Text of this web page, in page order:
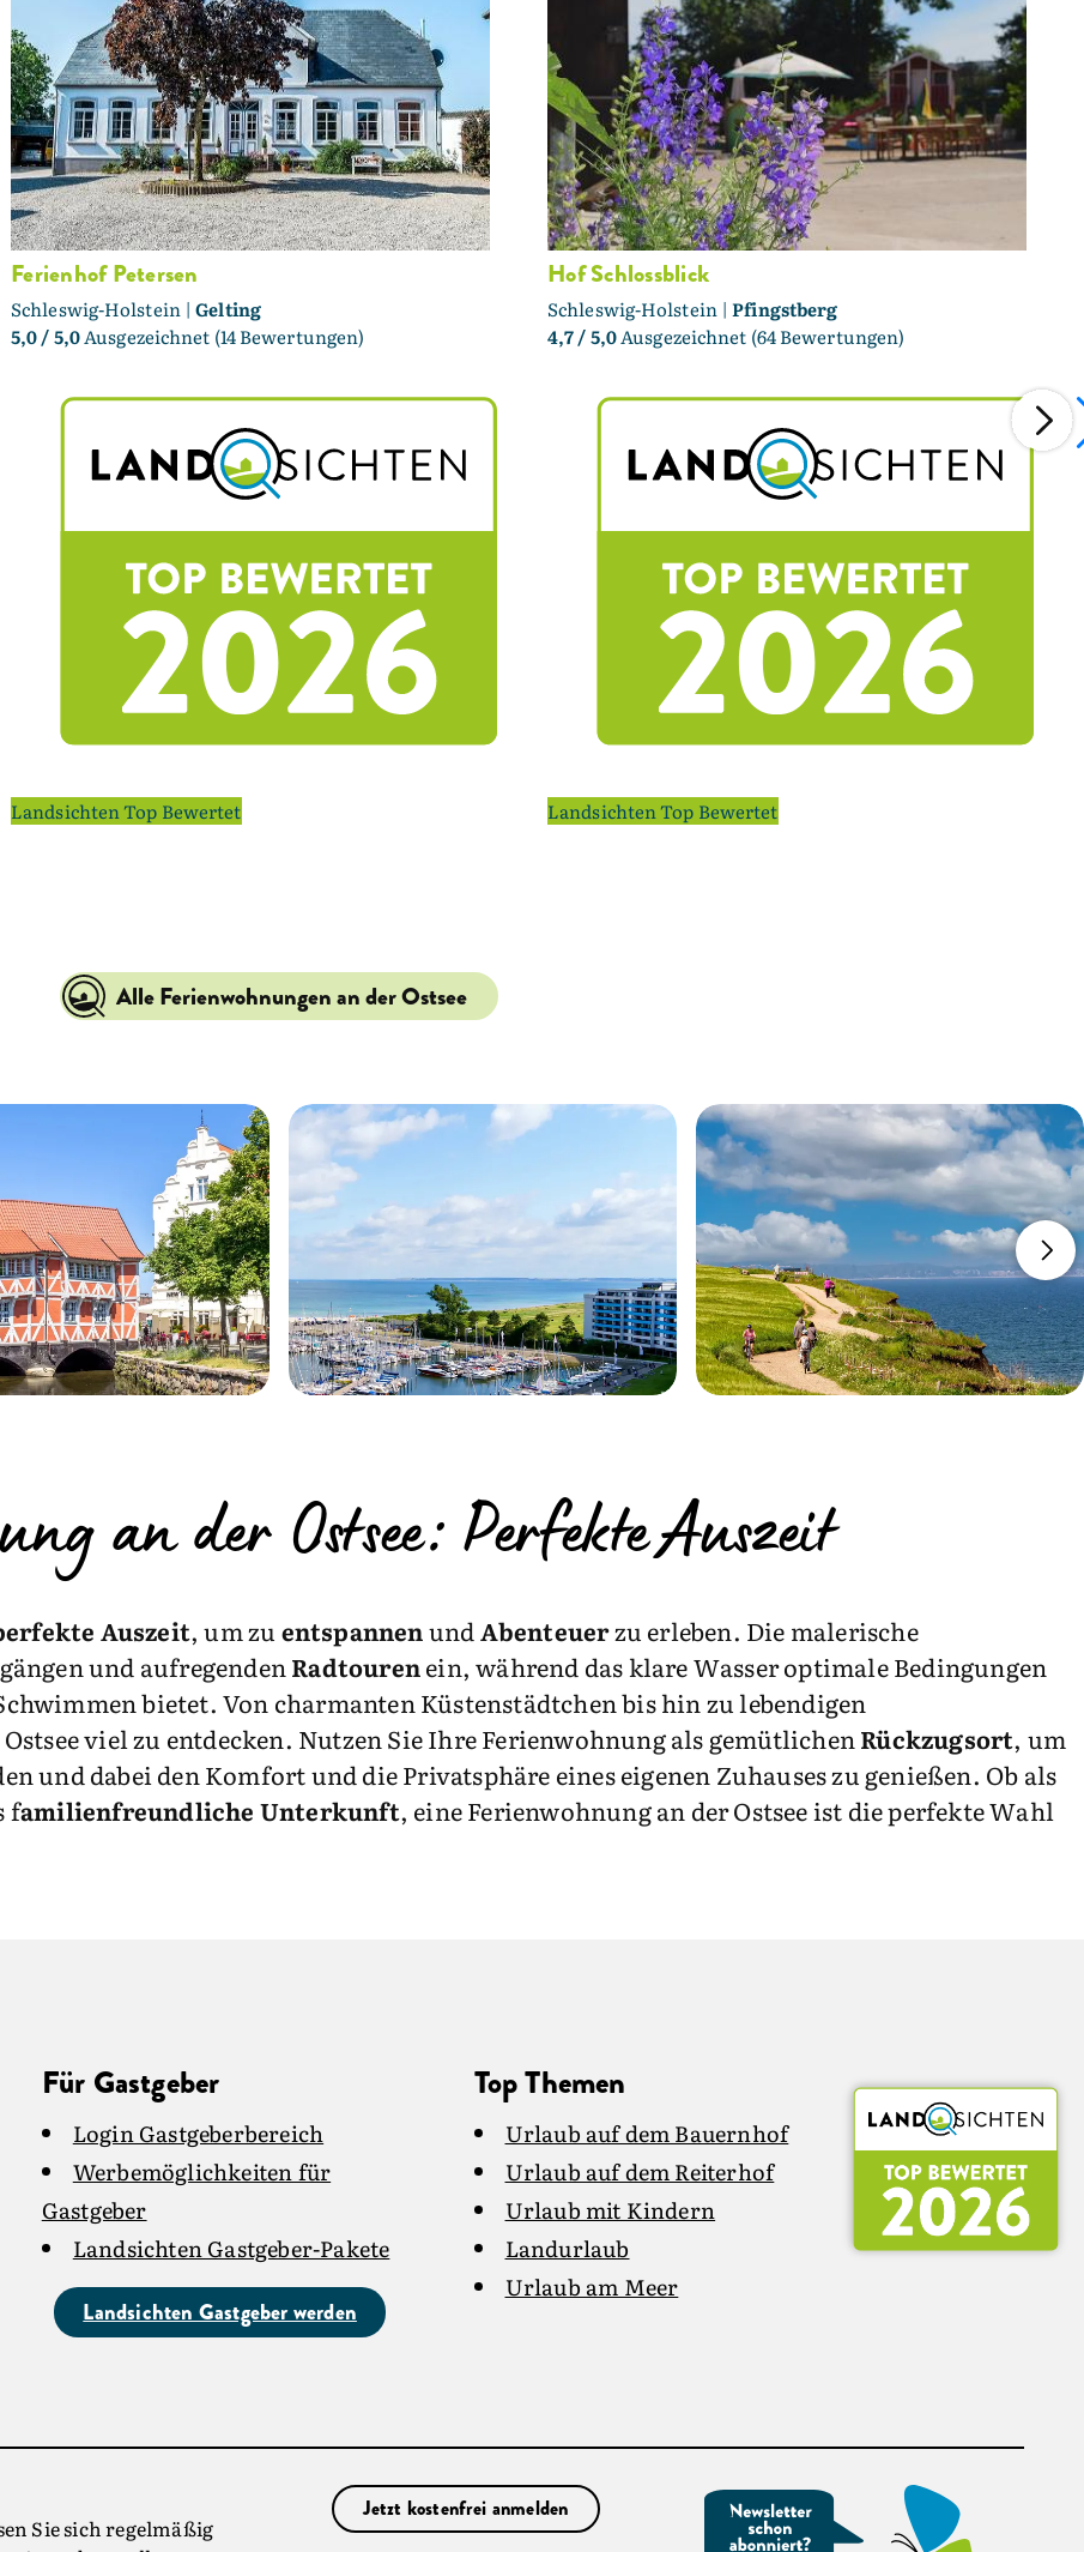
Ferienhof Petersen
Schleswig-Holstein |Gelting
5,0/ 5,0Ausgezeichnet (14 Bewertungen)
Landsichten Top Bewertet
Hof Schlossblick
Schleswig-Holstein |Pfingstberg
4,7/ 5,0Ausgezeichnet (64 Bewertungen)
Landsichten Top Bewertet
Alle Ferienwohnungen an der Ostsee
an der Ostsee: Perfekte Auszeit
Auszeit, um zu entspannenund Abenteuerzu erleben. Die malerische
und aufregenden Radtourenein, während das klare Wasser optimale Bedingungen
bietet. Von charmanten Küstenstädtchen bis hin zu lebendigen
Ostsee viel zu entdecken. Nutzen Sie Ihre Ferienwohnung als gemütlichen Rückzugsort, um
und dabei den Komfort und die Privatsphäre eines eigenen Zuhauses zu genießen. Ob als
familienfreundliche Unterkunft, eine Ferienwohnung an der Ostsee ist die perfekte Wahl
Für Gastgeber
Login Gastgeberbereich
Werbemöglichkeiten für
Gastgeber
Landsichten Gastgeber-Pakete
Landsichten Gastgeber werden
Top Themen
Urlaub auf dem Bauernhof
Urlaub auf dem Reiterhof
Urlaub mit Kindern
Landurlaub
Urlaub am Meer
Sie sich regelmäßig
Jetzt kostenfrei anmelden